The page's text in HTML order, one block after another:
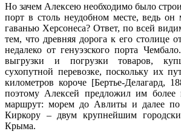
Но зачем Алексею необходимо было
порт в столь неудобном месте, ведь он
гаванью Херсонеса? Ответ, по всей
тем, что древняя дорога к его столице
недалеко от генуэзского порта
выгрузки и погрузки товаров,
сухопутной перевозке, поскольку их
километров короче [Бертье-Делагард,
поэтому Алексей предложил им более
маршрут: морем до Авлиты и далее
Киркору – двум крупнейшим
Крыма.